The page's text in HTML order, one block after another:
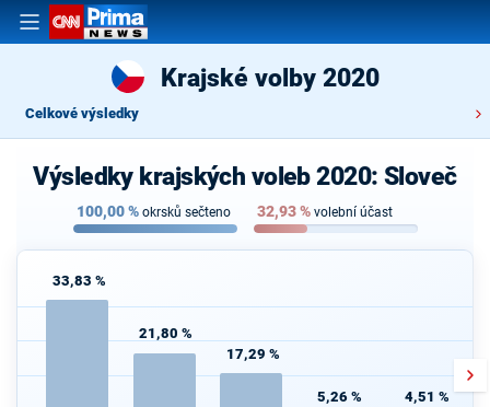
Krajské volby 2020
Celkové výsledky
Výsledky krajských voleb 2020: Sloveč
100,00% okrsků sečteno 32,93% volební účast
33,83 %
21,80 %
17,29 %
5,26 % 4,51 %